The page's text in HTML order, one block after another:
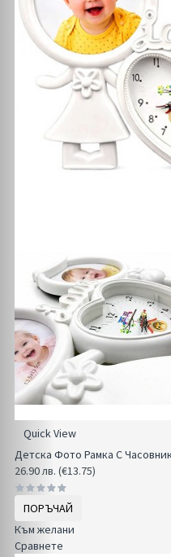
Quick View
Детска Фото Рамка С
26.90 лв. (€13.75)
ПОРЪЧАЙ
Към желани
Сравнете